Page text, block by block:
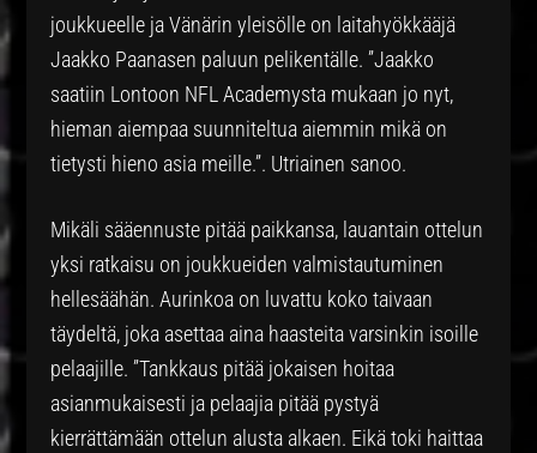
joukkueelle ja Vänärin yleisölle on laitahyökkääjä
Jaakko Paanasen paluun pelikentälle. ”Jaakko
saatiin Lontoon NFL Academysta mukaan jo nyt,
hieman aiempaa suunniteltua aiemmin mikä on
tietysti hieno asia meille.”. Utriainen sanoo.
Mikäli sääennuste pitää paikkansa, lauantain ottelun
yksi ratkaisu on joukkueiden valmistautuminen
hellesäähän. Aurinkoa on luvattu koko taivaan
täydeltä, joka asettaa aina haasteita varsinkin isoille
pelaajille. ”Tankkaus pitää jokaisen hoitaa
asianmukaisesti ja pelaajia pitää pystyä
kierrättämään ottelun alusta alkaen. Eikä toki haittaa